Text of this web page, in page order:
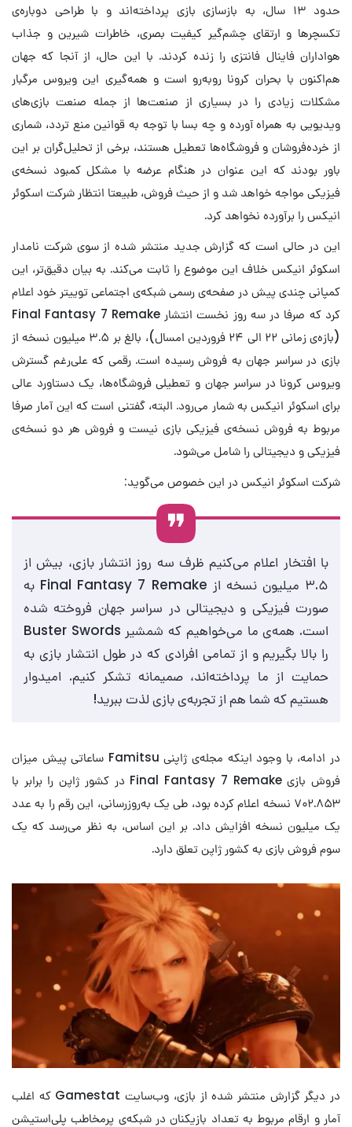
حدود ۱۳ سال، به بازسازی بازی پرداخته‌اند و با طراحی دوباره‌ی
تکسچرها و ارتقای چشم‌گیر کیفیت بصری، خاطرات شیرین و جذاب
هواداران فاینال فانتزی را زنده کردند. با این حال، از آنجا که جهان
هم‌اکنون با بحران کرونا روبه‌رو است و همه‌گیری این ویروس مرگبار
مشکلات زیادی را در بسیاری از صنعت‌ها از جمله صنعت بازی‌های
ویدیویی به همراه آورده و چه بسا با توجه به قوانین منع تردد، شماری
از خرده‌فروشان و فروشگاه‌ها تعطیل هستند، برخی از تحلیل‌گران بر این
باور بودند که این عنوان در هنگام عرضه با مشکل کمبود نسخه‌ی
فیزیکی مواجه خواهد شد و از حیث فروش، طبیعتا انتظار شرکت اسکوئر
انیکس را برآورده نخواهد کرد.
این در حالی است که گزارش جدید منتشر شده از سوی شرکت نامدار
اسکوئر انیکس خلاف این موضوع را ثابت می‌کند. به بیان دقیق‌تر، این
کمپانی چندی پیش در صفحه‌ی رسمی شبکه‌ی اجتماعی توییتر خود اعلام
کرد که صرفا در سه روز نخست انتشار Final Fantasy 7 Remake
(بازه‌ی زمانی ۲۲ الی ۲۴ فروردین امسال)، بالغ بر ۳.۵ میلیون نسخه از
بازی در سراسر جهان به فروش رسیده است. رقمی که علی‌رغم گسترش
ویروس کرونا در سراسر جهان و تعطیلی فروشگاه‌ها، یک دستاورد عالی
برای اسکوئر انیکس به شمار می‌رود. البته، گفتنی است که این آمار صرفا
مربوط به فروش نسخه‌ی فیزیکی بازی نیست و فروش هر دو نسخه‌ی
فیزیکی و دیجیتالی را شامل می‌شود.
شرکت اسکوئر انیکس در این خصوص می‌گوید:
با افتخار اعلام می‌کنیم ظرف سه روز انتشار بازی، بیش از
۳.۵ میلیون نسخه از Final Fantasy 7 Remake به
صورت فیزیکی و دیجیتالی در سراسر جهان فروخته شده
است. همه‌ی ما می‌خواهیم که شمشیر Buster Swords
را بالا بگیریم و از تمامی افرادی که در طول انتشار بازی به
حمایت از ما پرداخته‌اند، صمیمانه تشکر کنیم. امیدوار
هستیم که شما هم از تجربه‌ی بازی لذت ببرید!
در ادامه، با وجود اینکه مجله‌ی ژاپنی Famitsu ساعاتی پیش میزان
فروش بازی Final Fantasy 7 Remake در کشور ژاپن را برابر با
۷۰۲.۸۵۳ نسخه اعلام کرده بود، طی یک به‌روزرسانی، این رقم را به عدد
یک میلیون نسخه افزایش داد. بر این اساس، به نظر می‌رسد که یک
سوم فروش بازی به کشور ژاپن تعلق دارد.
در دیگر گزارش منتشر شده از بازی، وب‌سایت Gamestat که اغلب
آمار و ارقام مربوط به تعداد بازیکنان در شبکه‌ی پرمخاطب پلی‌استیشن